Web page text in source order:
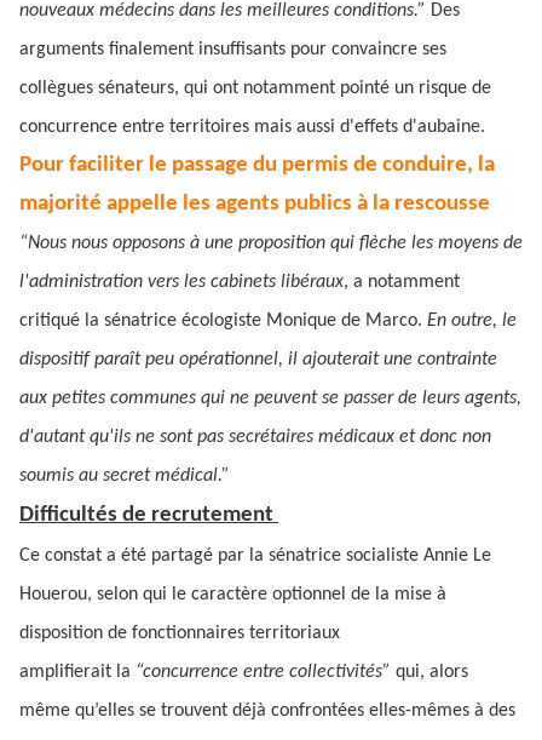
nouveaux médecins dans les meilleures conditions.” Des
arguments finalement insuffisants pour convaincre ses
collègues sénateurs, qui ont notamment pointé un risque de
concurrence entre territoires mais aussi d'effets d'aubaine.
Pour faciliter le passage du permis de conduire, la
majorité appelle les agents publics à la rescousse
“Nous nous opposons à une proposition qui flèche les moyens de
l'administration vers les cabinets libéraux, a notamment
critiqué la sénatrice écologiste Monique de Marco. En outre, le
dispositif paraît peu opérationnel, il ajouterait une contrainte
aux petites communes qui ne peuvent se passer de leurs agents,
d'autant qu'ils ne sont pas secrétaires médicaux et donc non
soumis au secret médical.”
Difficultés de recrutement
Ce constat a été partagé par la sénatrice socialiste Annie Le
Houerou, selon qui le caractère optionnel de la mise à
disposition de fonctionnaires territoriaux
amplifierait la “concurrence entre collectivités” qui, alors
même qu’elles se trouvent déjà confrontées elles-mêmes à des